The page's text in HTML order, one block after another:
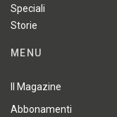
Speciali
Storie
MENU
Il Magazine
Abbonamenti